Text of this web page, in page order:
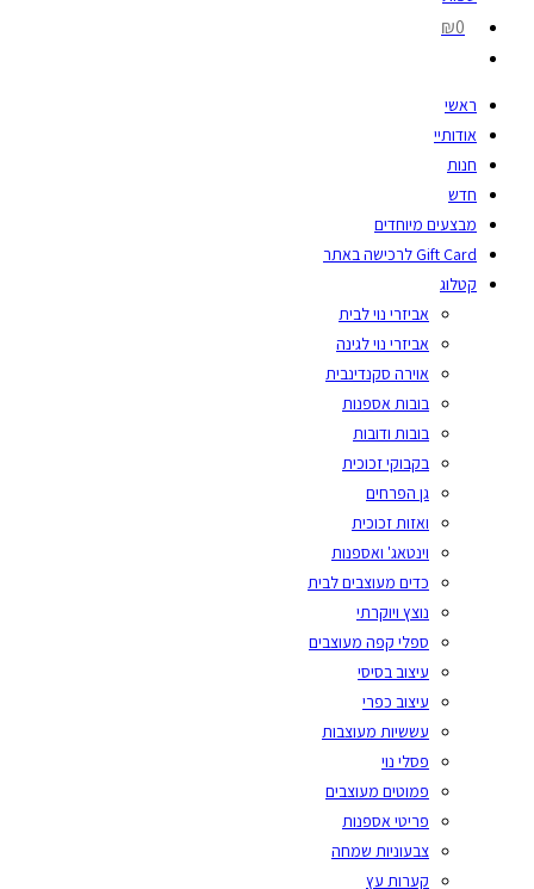
₪0
ראשי
אודותיי
חנות
חדש
מבצעים מיוחדים
Gift Card לרכישה באתר
קטלוג
אביזרי נוי לבית
אביזרי נוי לגינה
אוירה סקנדינבית
בובות אספנות
בובות ודובות
בקבוקי זכוכית
גן הפרחים
ואזות זכוכית
וינטאג' ואספנות
כדים מעוצבים לבית
נוצץ ויוקרתי
ספלי קפה מעוצבים
עיצוב בסיסי
עיצוב כפרי
עששיות מעוצבות
פסלי נוי
פמוטים מעוצבים
פריטי אספנות
צבעוניות שמחה
קערות עץ